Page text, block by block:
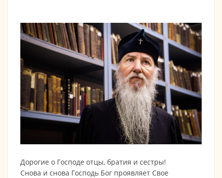
Дорогие о Господе отцы, братия и сестры!
Снова и снова Господь Бог проявляет Свое